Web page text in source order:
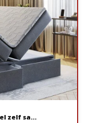
zelf sa...